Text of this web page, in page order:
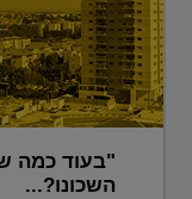
"בעוד כמה
השכונו?...